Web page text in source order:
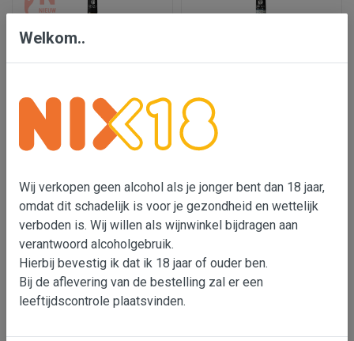
Tenuta Valdifalco
Vermentino
€ 14,95
In wijnmand
Corte Pavone - Rosso di
Montalcino
€ 18,95
In wijnmand
Welkom..
Wij verkopen geen alcohol als je jonger bent dan 18 jaar,
omdat dit schadelijk is voor je gezondheid en wettelijk
verboden is. Wij willen als wijnwinkel bijdragen aan
verantwoord alcoholgebruik.
Hierbij bevestig ik dat ik 18 jaar of ouder ben.
Bij de aflevering van de bestelling zal er een
leeftijdscontrole plaatsvinden.